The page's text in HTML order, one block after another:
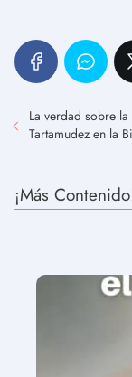
La verdad sobre la
Tartamudez en la
¡Más